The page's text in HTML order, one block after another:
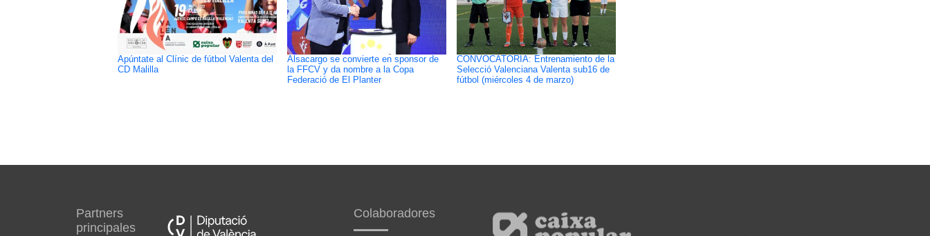
Apúntate al Clínic de fútbol Valenta del
CD Malilla
Alsacargo se convierte en sponsor de
la FFCV y da nombre a la Copa
Federació de El Planter
CONVOCATORIA: Entrenamiento de la
Selecció Valenciana Valenta sub16 de
fútbol (miércoles 4 de marzo)
Partners
principales
Colaboradores